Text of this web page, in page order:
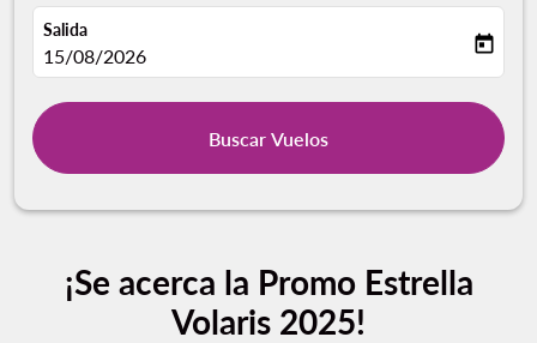
Salida
fc-booking-departure-date-aria-label
15/08/2026 today
Buscar Vuelos
¡Se acerca la Promo Estrella
Volaris 2025!